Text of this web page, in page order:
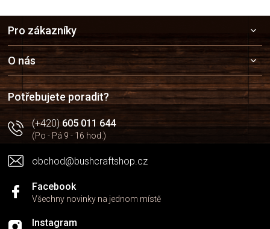
a
t
í
Pro zákazníky
O nás
Potřebujete poradit?
(+420)605 011 644
(Po - Pá 9 - 16 hod.)
obchod@bushcraftshop.cz
Facebook
Všechny novinky na jednom místě
Instagram